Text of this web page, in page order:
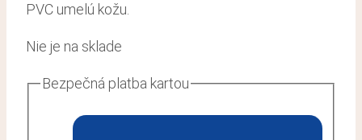
PVC umelú kožu.
Nie je na sklade
Bezpečná platba kartou